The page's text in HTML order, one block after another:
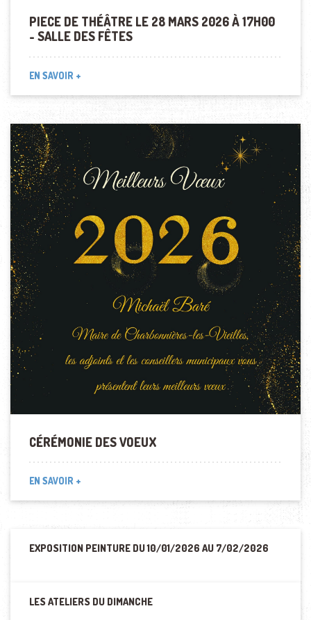
PIECE DE THÉÂTRE LE 28 MARS 2026 À 17H00
- SALLE DES FÊTES
EN SAVOIR +
CÉRÉMONIE DES VOEUX
EN SAVOIR +
EXPOSITION PEINTURE DU 10/01/2026 AU 7/02/2026
LES ATELIERS DU DIMANCHE